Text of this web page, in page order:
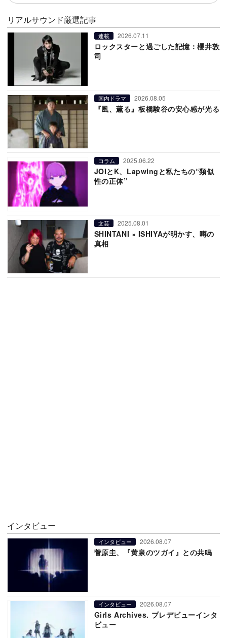
リアルサウンド厳選記事
連載 2026.07.11
ロックスターと過ごした記憶：櫻井敦
司
国内ドラマ 2026.08.05
『風、薫る』板橋駿谷の安心感が光る
コラム 2025.06.22
JOIとK、Lapwingと私たちの“類似
性の正体”
文芸 2025.08.01
SHINTANI × ISHIYAが明かす、噂の
真相
インタビュー
インタビュー 2026.08.07
菅原圭、『黄泉のツガイ』との共鳴
インタビュー 2026.08.07
Girls Archives. プレデビューインタ
ビュー